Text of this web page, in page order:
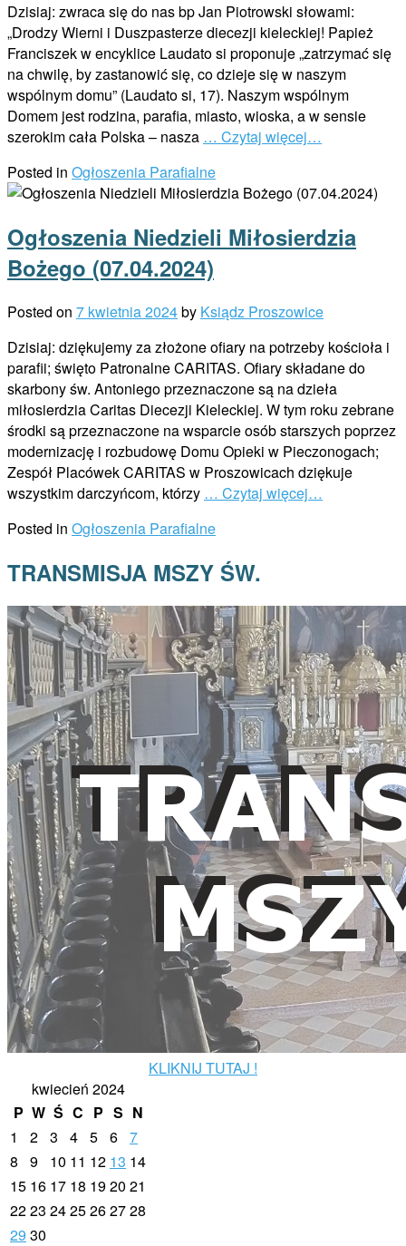
Dzisiaj: zwraca się do nas bp Jan Piotrowski słowami:
„Drodzy Wierni i Duszpasterze diecezji kieleckiej! Papież
Franciszek w encyklice Laudato si proponuje „zatrzymać się
na chwilę, by zastanowić się, co dzieje się w naszym
wspólnym domu” (Laudato si, 17). Naszym wspólnym
Domem jest rodzina, parafia, miasto, wioska, a w sensie
szerokim cała Polska – nasza … Czytaj więcej…
Posted in Ogłoszenia Parafialne
Ogłoszenia Niedzieli Miłosierdzia
Bożego (07.04.2024)
Posted on 7 kwietnia 2024by Ksiądz Proszowice
Dzisiaj: dziękujemy za złożone ofiary na potrzeby kościoła i
parafii; święto Patronalne CARITAS. Ofiary składane do
skarbony św. Antoniego przeznaczone są na dzieła
miłosierdzia Caritas Diecezji Kieleckiej. W tym roku zebrane
środki są przeznaczone na wsparcie osób starszych poprzez
modernizację i rozbudowę Domu Opieki w Pieczonogach;
Zespół Placówek CARITAS w Proszowicach dziękuje
wszystkim darczyńcom, którzy … Czytaj więcej…
Posted in Ogłoszenia Parafialne
TRANSMISJA MSZY ŚW.
KLIKNIJ TUTAJ !
kwiecień 2024
P W Ś C P S N
1
2 3 4 5 6 7
8
9 10 11 12 13 14
15 16 17 18 1920 21
2223 2425262728
29 30